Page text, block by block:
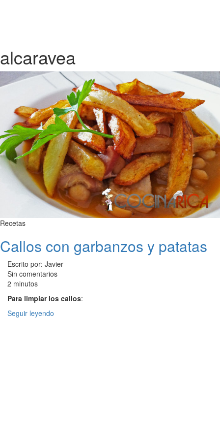
alcaravea
Recetas
Callos con garbanzos y patatas
Escrito por: Javier
Sin comentarios
2 minutos
Para limpiar los callos:
Seguir leyendo